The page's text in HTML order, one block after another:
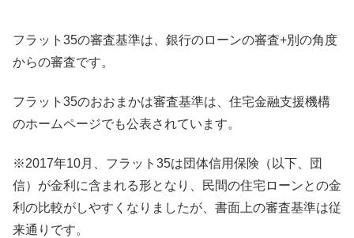
フラット35の審査基準は、銀行のローンの審査+別の角度
からの審査です。
フラット35のおおまかは審査基準は、住宅金融支援機構
のホームページでも公表されています。
※2017年10月、フラット35は団体信用保険（以下、団
信）が金利に含まれる形となり、民間の住宅ローンとの金
利の比較がしやすくなりましたが、書面上の審査基準は従
来通りです。